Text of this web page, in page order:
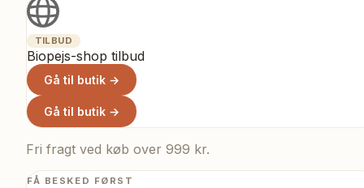
TILBUD
Biopejs-shop tilbud
Gå til butik →
Gå til butik →
Fri fragt ved køb over 999 kr.
FÅ BESKED FØRST